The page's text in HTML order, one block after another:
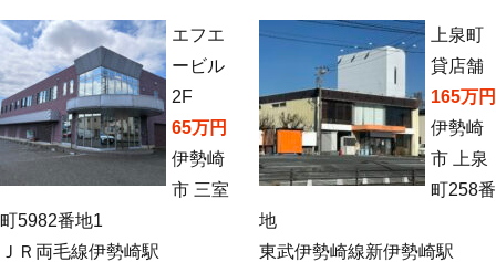
エフエ
ービル
2F
65万円
伊勢崎
市 三室
町5982番地1
ＪＲ両毛線伊勢崎駅
上泉町
貸店舗
165万円
伊勢崎
市 上泉
町258番
地
東武伊勢崎線新伊勢崎駅